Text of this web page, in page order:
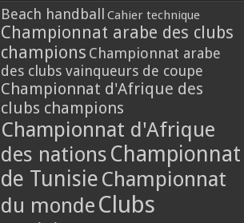
Beach handball Cahier technique
Championnat arabe des clubs
champions Championnat arabe
des clubs vainqueurs de coupe
Championnat d'Afrique des
clubs champions
Championnat d'Afrique
des nations Championnat
de Tunisie Championnat
du monde Clubs